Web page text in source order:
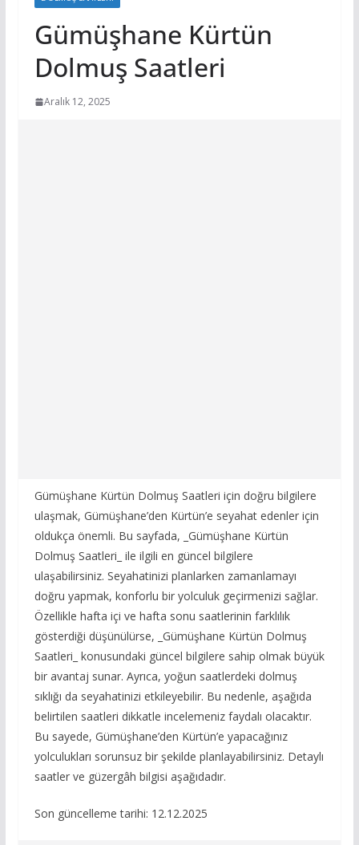
Gümüşhane Kürtün
Dolmuş Saatleri
Aralık 12, 2025
Gümüşhane Kürtün Dolmuş Saatleri için doğru bilgilere
ulaşmak, Gümüşhane’den Kürtün’e seyahat edenler için
oldukça önemli. Bu sayfada, _Gümüşhane Kürtün
Dolmuş Saatleri_ ile ilgili en güncel bilgilere
ulaşabilirsiniz. Seyahatinizi planlarken zamanlamayı
doğru yapmak, konforlu bir yolculuk geçirmenizi sağlar.
Özellikle hafta içi ve hafta sonu saatlerinin farklılık
gösterdiği düşünülürse, _Gümüşhane Kürtün Dolmuş
Saatleri_ konusundaki güncel bilgilere sahip olmak büyük
bir avantaj sunar. Ayrıca, yoğun saatlerdeki dolmuş
sıklığı da seyahatinizi etkileyebilir. Bu nedenle, aşağıda
belirtilen saatleri dikkatle incelemeniz faydalı olacaktır.
Bu sayede, Gümüşhane’den Kürtün’e yapacağınız
yolculukları sorunsuz bir şekilde planlayabilirsiniz. Detaylı
saatler ve güzergâh bilgisi aşağıdadır.
Son güncelleme tarihi: 12.12.2025